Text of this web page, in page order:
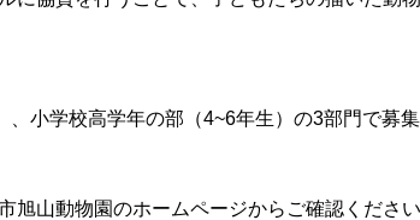
、小学校高学年の部（4~6年生）の3部門で募集
山動物園のホームページからご確認ください